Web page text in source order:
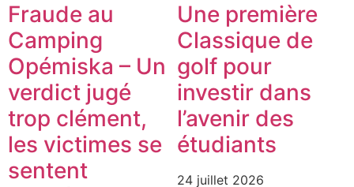
Fraude au
Camping
Opémiska – Un
verdict jugé
trop clément,
les victimes se
sentent
Une première
Classique de
golf pour
investir dans
l’avenir des
étudiants
24 juillet 2026